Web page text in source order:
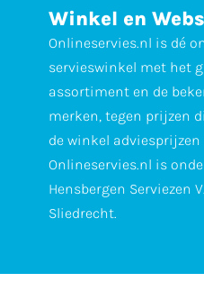
Winkel en
Onlineservies.nl is dé
servieswinkel met het
assortiment en de
merken, tegen prijzen
de winkel adviesprijzen
Onlineservies.nl is
Hensbergen Serviezen
Sliedrecht.